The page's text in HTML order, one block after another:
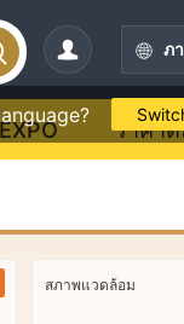
ภ
EXPO ราคา
สภาพแวดล้อม